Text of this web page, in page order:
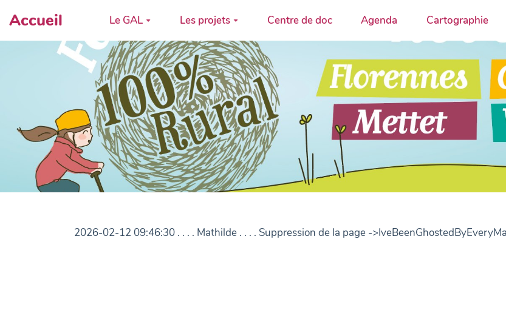
Accueil Le GAL Les projets Centre de doc Agenda Cartographie
2026-02-12 09:46:30 . . . . Mathilde . . . . Suppression de la page -